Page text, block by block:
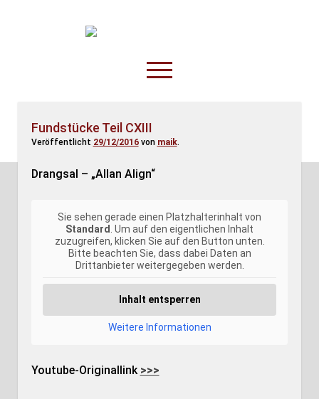
TruckOnline.de
open
menu
Anderswo
Spesenliste
Disposition
Fundstücke Teil CXIII
Veröffentlicht 29/12/2016von maik.
Drangsal – „Allan Align“
Sie sehen gerade einen Platzhalterinhalt von
Standard . Um auf den eigentlichen Inhalt
zuzugreifen, klicken Sie auf den Button unten.
Bitte beachten Sie, dass dabei Daten an
Drittanbieter weitergegeben werden.
Inhalt entsperren
Weitere Informationen
Youtube-Originallink >>>